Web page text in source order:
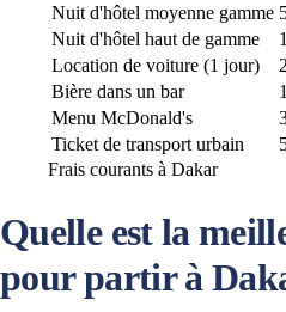
Nuit d'hôtel moyenne gamme
Nuit d'hôtel haut de gamme
Location de voiture (1 jour)
Bière dans un bar
Menu McDonald's
Ticket de transport urbain
Frais courants à Dakar
Quelle est la
pour partir à